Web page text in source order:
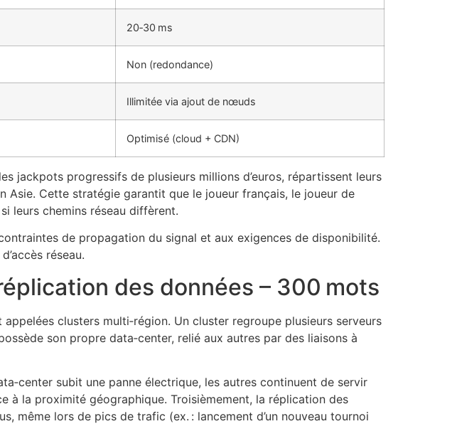
20‑30 ms
Non (redondance)
Illimitée via ajout de nœuds
Optimisé (cloud + CDN)
jackpots progressifs de plusieurs millions d’euros, répartissent leurs
Asie. Cette stratégie garantit que le joueur français, le joueur de
leurs chemins réseau diffèrent.
de propagation du signal et aux exigences de disponibilité.
réseau.
des données – 300 mots
clusters multi‑région. Un cluster regroupe plusieurs serveurs
son propre data‑center, relié aux autres par des liaisons à
subit une panne électrique, les autres continuent de servir
à la proximité géographique. Troisièmement, la réplication des
même lors de pics de trafic (ex. : lancement d’un nouveau tournoi